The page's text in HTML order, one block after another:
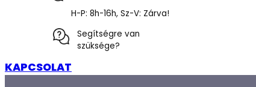
H-P: 8h-16h, Sz-V: Zárva!
Segítségre van
szüksége?
KAPCSOLAT